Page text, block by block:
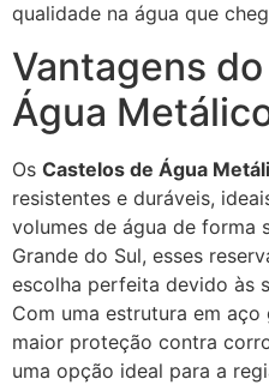
qualidade na água que
Vantagens
Água
Os Castelos de Água
resistentes e duráveis,
volumes de água de forma
Grande do Sul, esses
escolha perfeita devido às
Com uma estrutura em
maior proteção contra
uma opção ideal para a